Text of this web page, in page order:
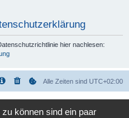
hier nachlesen:
Alle Zeiten sind UTC+02:00
durchphpBB.de
können sind ein paar